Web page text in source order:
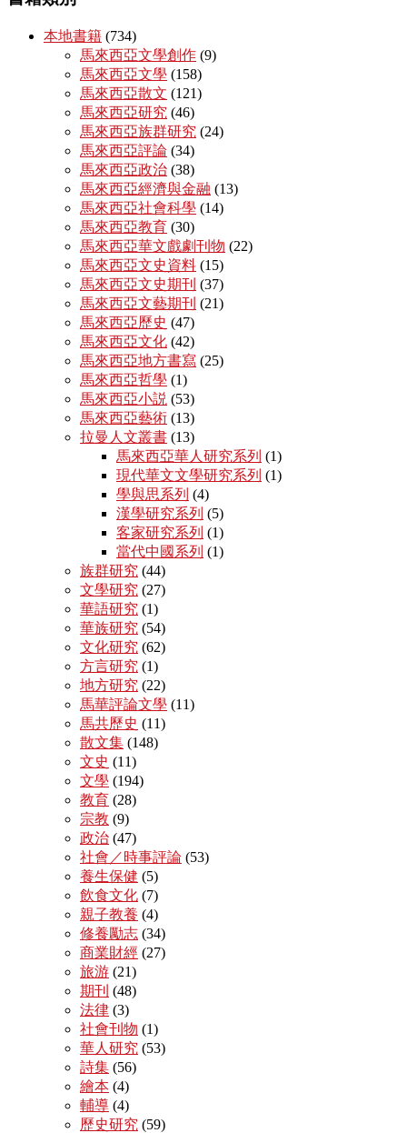
本地書籍 (734)
馬來西亞文學創作 (9)
馬來西亞文學 (158)
馬來西亞散文 (121)
馬來西亞研究 (46)
馬來西亞族群研究 (24)
馬來西亞評論 (34)
馬來西亞政治 (38)
馬來西亞經濟與金融 (13)
馬來西亞社會科學 (14)
馬來西亞教育 (30)
馬來西亞華文戲劇刊物 (22)
馬來西亞文史資料 (15)
馬來西亞文史期刊 (37)
馬來西亞文藝期刊 (21)
馬來西亞歷史 (47)
馬來西亞文化 (42)
馬來西亞地方書寫 (25)
馬來西亞哲學 (1)
馬來西亞小説 (53)
馬來西亞藝術 (13)
拉曼人文叢書 (13)
馬來西亞華人研究系列 (1)
現代華文文學研究系列 (1)
學與思系列 (4)
漢學研究系列 (5)
客家研究系列 (1)
當代中國系列 (1)
族群研究 (44)
文學研究 (27)
華語研究 (1)
華族研究 (54)
文化研究 (62)
方言研究 (1)
地方研究 (22)
馬華評論文學 (11)
馬共歷史 (11)
散文集 (148)
文史 (11)
文學 (194)
教育 (28)
宗教 (9)
政治 (47)
社會／時事評論 (53)
養生保健 (5)
飲食文化 (7)
親子教養 (4)
修養勵志 (34)
商業財經 (27)
旅游 (21)
期刊 (48)
法律 (3)
社會刊物 (1)
華人研究 (53)
詩集 (56)
繪本 (4)
輔導 (4)
歷史研究 (59)